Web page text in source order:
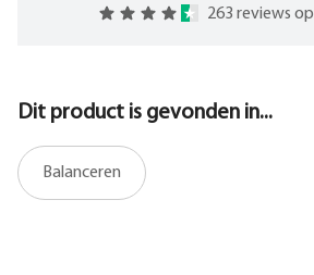
263 reviews op
Dit product is gevonden in...
Balanceren